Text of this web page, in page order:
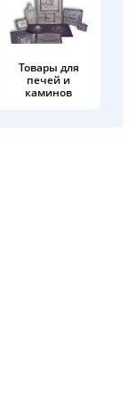
Товары для
печей и
каминов